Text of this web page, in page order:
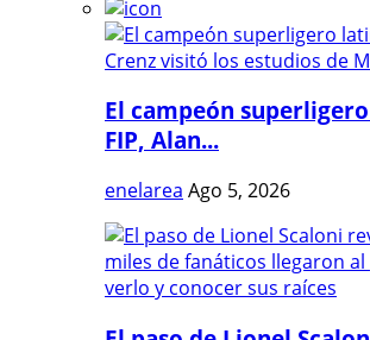
El campeón
FIP, Alan...
enelarea Ago 5, 2026